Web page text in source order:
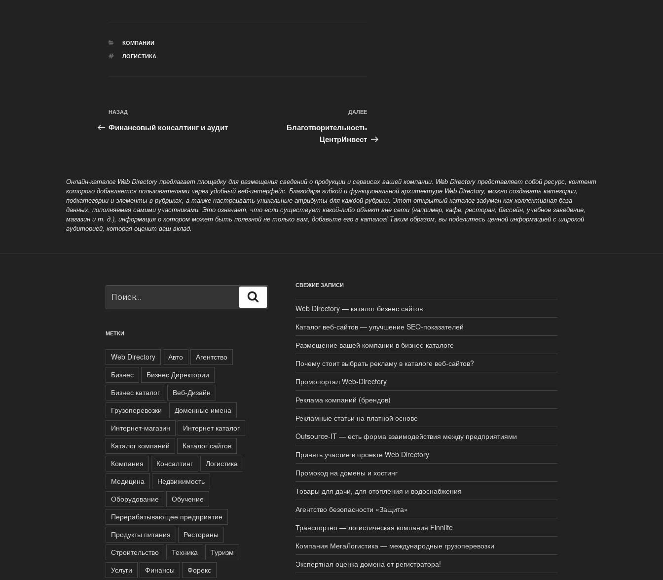
РУБРИКИ
КОМПАНИИ
МЕТКИ
ЛОГИСТИКА
Навигация
по
Предыдущая
запись:
НАЗАД
Финансовый консалтинг и аудит
ДАЛЕЕ
Благотворительность
ЦентрИнвест
Онлайн-каталог Web Directory предлагает площадку для размещения сведений о продукции и сервисах вашей компании. Web Directory представляет собой ресурс, контент
которого добавляется пользователями через удобный веб-интерфейс. Благодаря гибкой и функциональной архитектуре Web Directory, можно создавать категории,
подкатегории и элементы в рубриках, а также настраивать уникальные атрибутыдля каждой рубрики. Этот открытый каталог задуман как коллективная база
данных, пополняемая самими участниками. Это означает, что если существует какой-либо объект вне сети (например, кафе, ресторан, бассейн, учебное заведение,
магазин и т. д.), информация о котором может быть полезной не только вам, добавьте его в каталог! Таким образом, вы поделитесь ценной информациейс широкой
аудиторией, которая оценит ваш вклад.
МЕТКИ
Web Directory Авто
Агентство
Бизнес
Бизнес Директории
Бизнес каталог
Веб-Дизайн
Грузоперевозки
Доменные имена
Интернет-магазин
Интернет каталог
Каталог компаний
Каталог сайтов
Компания
Консалтинг
Логистика
Медицина
Недвижимость
Оборудование
Обучение
Перерабатывающее предприятие
Продукты питания
Рестораны
Строительство
Техника
Туризм
Услуги
Финансы Форекс
СВЕЖИЕ ЗАПИСИ
Web Directory — каталог бизнес сайтов
Каталог веб-сайтов — улучшение SEO-показателей
Размещение вашей компании в бизнес-каталоге
Почему стоит выбрать рекламу в каталоге веб-сайтов?
Промопортал Web-Directory
Реклама компаний (брендов)
Рекламные статьи на платной основе
Outsource-IT — есть форма взаимодействия между предприятиями
Принять участие в проекте Web Directory
Промокод на домены и хостинг
Товары для дачи, для отопления и водоснабжения
Агентство безопасности «Защита»
Транспортно — логистическая компания Finnlife
Компания МегаЛогистика — международные грузоперевозки
Экспертная оценка домена от регистратора!